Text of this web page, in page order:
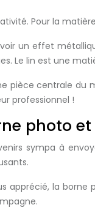
Pour la
un effet
Le lin est une
pièce centrale du
professionnel !
photo
sympa à
apprécié, la